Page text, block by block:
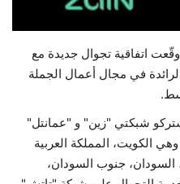
اتفاقية تجوال جديدة مع
في مجال أعمال الجملة
شبكتي "زين" و "عمانتل"
الكويت، المملكة العربية
السودان، جنوب السودان،